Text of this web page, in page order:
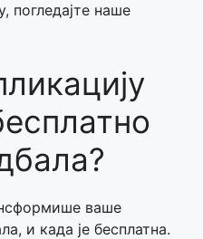
погледајте наше
ваше
и када је бесплатна.